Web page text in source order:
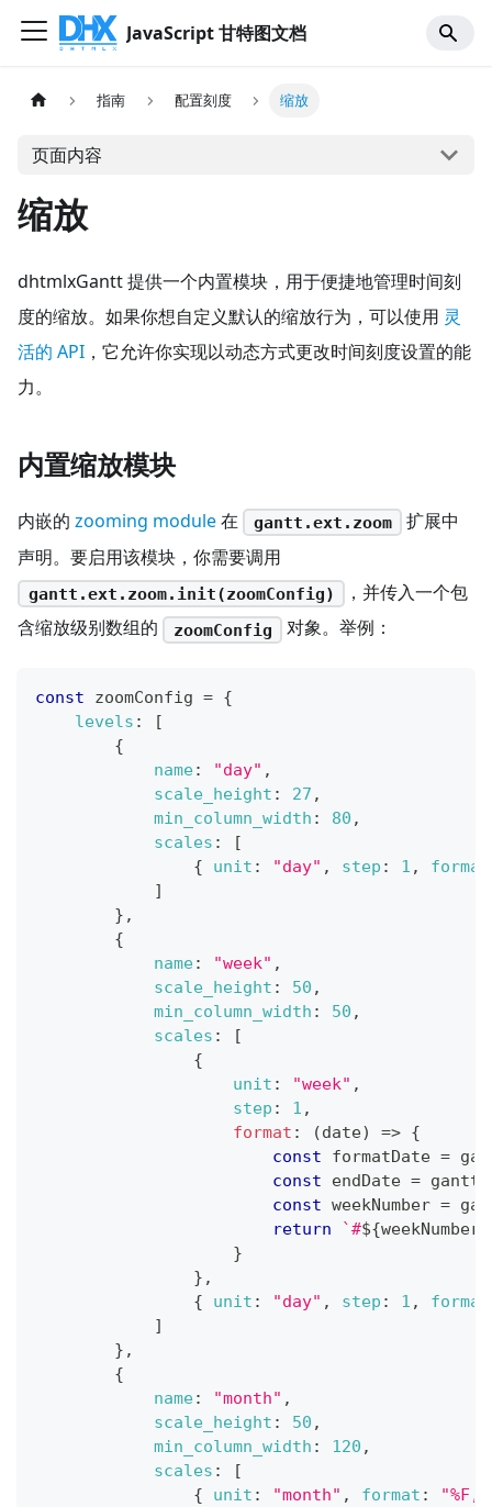
JavaScript 甘特图文档
指南 配置刻度 缩放
页面内容
缩放
dhtmlxGantt 提供一个内置模块，用于便捷地管理时间刻
度的缩放。如果你想自定义默认的缩放行为，可以使用 灵
活的 API ，它允许你实现以动态方式更改时间刻度设置的能
力。
内置缩放模块
内嵌的 zooming module在 gantt.ext.zoom
扩展中
声明。要启用该模块，你需要调用
gantt.ext.zoom.init(zoomConfig)
，并传入一个包
含缩放级别数组的
zoomConfig 对象。举例：
const zoomConfig = {
levels :
[
{
name: "day" ,
scale_height : 27 ,
min_column_width : 80 ,
scales :
[
{
unit : "day" , step : 1 , format
]
} ,
{
name: "week" ,
scale_height : 50 ,
min_column_width : 50 ,
scales :
[
{
unit : "week" ,
step : 1 ,
format : (date) => {
const formatDate =
const endDate = gantt
const weekNumber =
return
`#${weekNumber
}
} ,
{
unit : "day" , step : 1 , format
]
} ,
{
name: "month" ,
scale_height : 50 ,
min_column_width : 120 ,
scales :
[
{
unit : "month" , format :
"%F,